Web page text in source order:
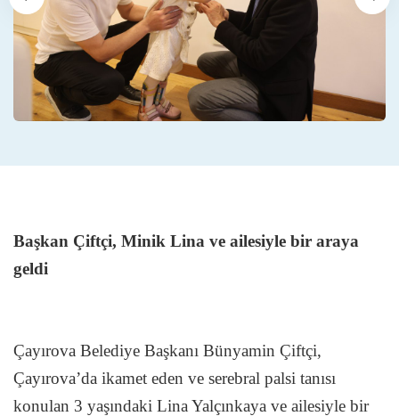
Başkan Çiftçi, Minik Lina ve ailesiyle bir araya
geldi
Çayırova Belediye Başkanı Bünyamin Çiftçi,
Çayırova’da ikamet eden ve serebral palsi tanısı
konulan 3 yaşındaki Lina Yalçınkaya ve ailesiyle bir